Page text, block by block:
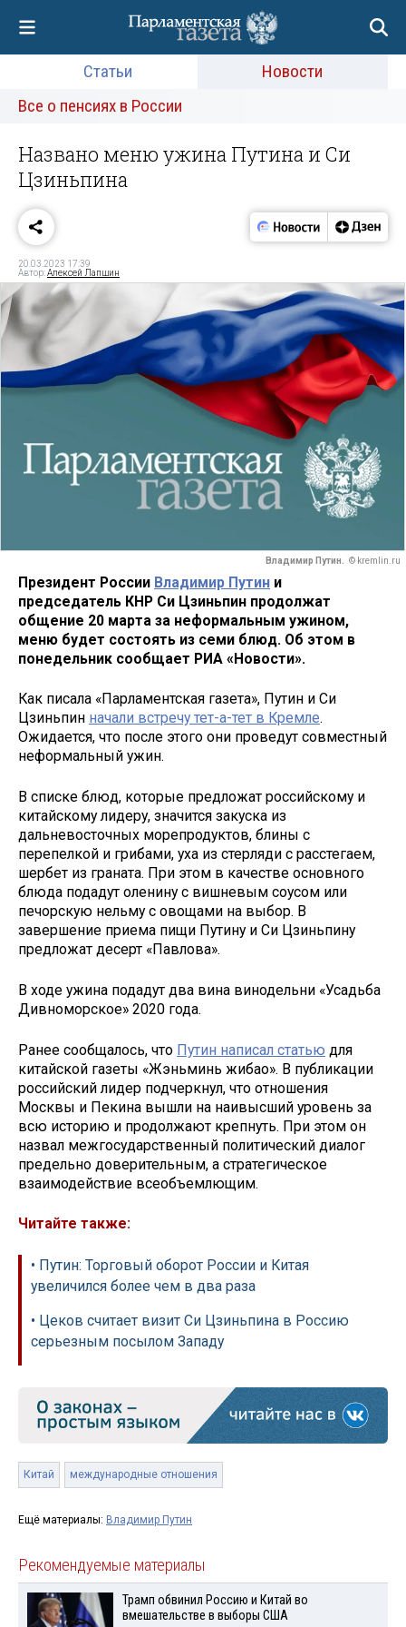
Статьи
Новости
Все о пенсиях в России
Названо меню ужина Путина и Си
Цзиньпина
20.03.2023 17:39
Автор:Алексей Лапшин
Владимир Путин. © kremlin.ru
Президент России Владимир Путин и
председатель КНР Си Цзиньпин продолжат
общение 20 марта за неформальным ужином,
меню будет состоять из семи блюд. Об этом в
понедельник сообщает РИА «Новости».
Как писала «Парламентская газета», Путин и Си
Цзиньпин начали встречу тет-а-тет в Кремле.
Ожидается, что после этого они проведут совместный
неформальный ужин.
В списке блюд, которые предложат российскому и
китайскому лидеру, значится закуска из
дальневосточных морепродуктов, блины с
перепелкой и грибами, уха из стерляди с расстегаем,
шербет из граната. При этом в качестве основного
блюда подадут оленину с вишневым соусом или
печорскую нельму с овощами на выбор. В
завершение приема пищи Путину и Си Цзиньпину
предложат десерт «Павлова».
В ходе ужина подадут два вина винодельни «Усадьба
Дивноморское» 2020 года.
Ранее сообщалось, что Путин написал статью для
китайской газеты «Жэньминь жибао». В публикации
российский лидер подчеркнул, что отношения
Москвы и Пекина вышли на наивысший уровень за
всю историю и продолжают крепнуть. При этом он
назвал межгосударственный политический диалог
предельно доверительным, а стратегическое
взаимодействие всеобъемлющим.
Читайте также:
• Путин: Торговый оборот России и Китая
увеличился более чем в два раза
• Цеков считает визит Си Цзиньпина в Россию
серьезным посылом Западу
Китай международные отношения
Ещё материалы: Владимир Путин
Рекомендуемые материалы
Трамп обвинил Россию и Китай во
вмешательстве в выборы США